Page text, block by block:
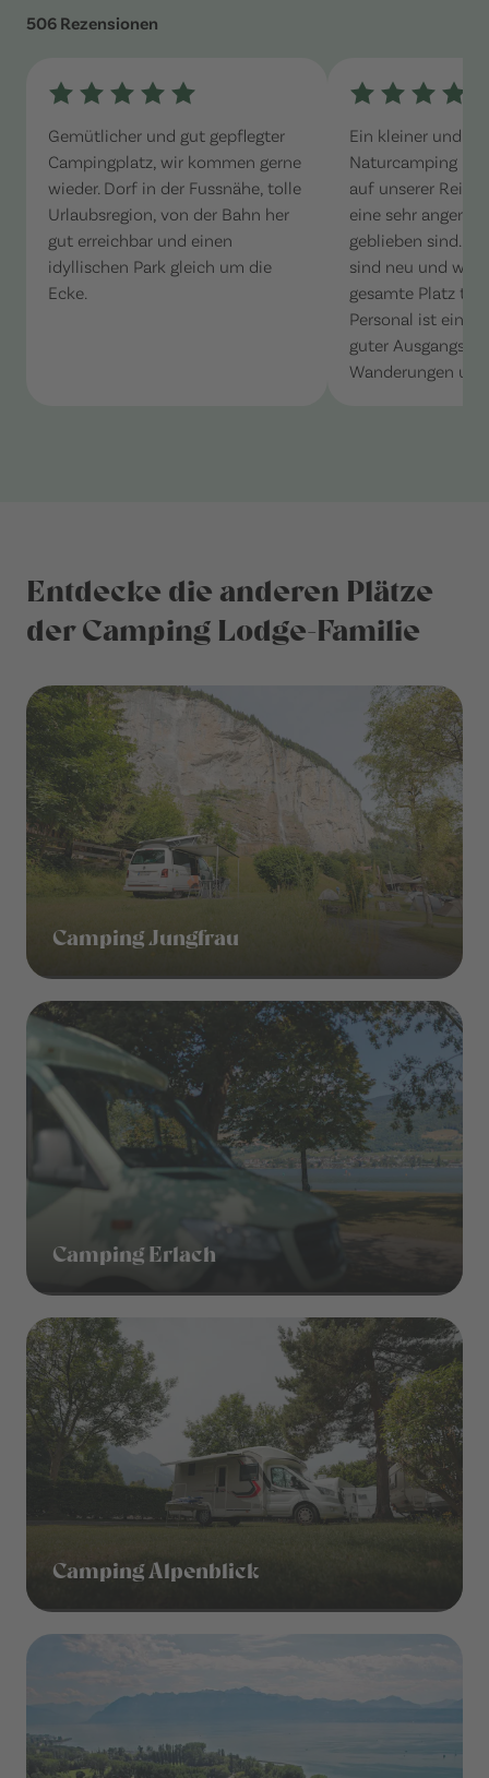
506 Rezensionen
Gemütlicher und gut gepflegter
Campingplatz, wir kommen gerne
wieder. Dorf in der Fussnähe, tolle
Urlaubsregion, von der Bahn her
gut erreichbar und einen
idyllischen Park gleich um die
Ecke.
Ein kleiner und
Naturcamping
auf unserer Reise
eine sehr
geblieben sind.
sind neu und wie
gesamte Platz
Personal ist
guter
Wanderungen
Entdecke die anderen Plätze
der Camping Lodge-Familie
Camping Jungfrau
Camping Erlach
Camping Alpenblick